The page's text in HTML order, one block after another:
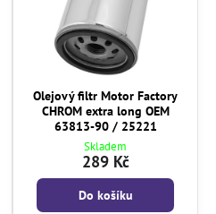
Olejový filtr Motor Factory
CHROM extra long OEM
63813-90 / 25221
Skladem
289 Kč
Do košíku